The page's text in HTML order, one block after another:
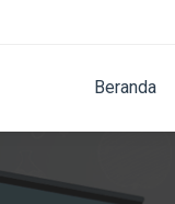
Beranda